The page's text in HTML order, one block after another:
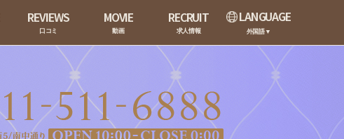
REVIEWS
口コミ
MOVIE
動画
RECRUIT
求人情報
LANGUAGE
外国語▼